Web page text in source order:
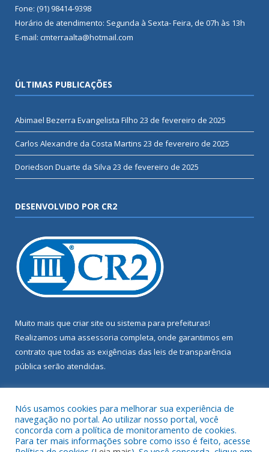
Fone: (91) 98414-9398
Horário de atendimento: Segunda à Sexta- Feira, de 07h às 13h
E-mail: cmterraalta@hotmail.com
ÚLTIMAS PUBLICAÇÕES
Abimael Bezerra Evangelista Filho 23 de fevereiro de 2025
Carlos Alexandre da Costa Martins 23 de fevereiro de 2025
Doriedson Duarte da Silva 23 de fevereiro de 2025
DESENVOLVIDO POR CR2
Muito mais que criar site ou sistema para prefeituras!
Realizamos uma assessoria completa, onde garantimos em
contrato que todas as exigências das leis de transparência
pública serão atendidas.
Nós usamos cookies para melhorar sua experiência de
navegação no portal. Ao utilizar nosso portal, você
concorda com a política de monitoramento de cookies.
Para ter mais informações sobre como isso é feito, acesse